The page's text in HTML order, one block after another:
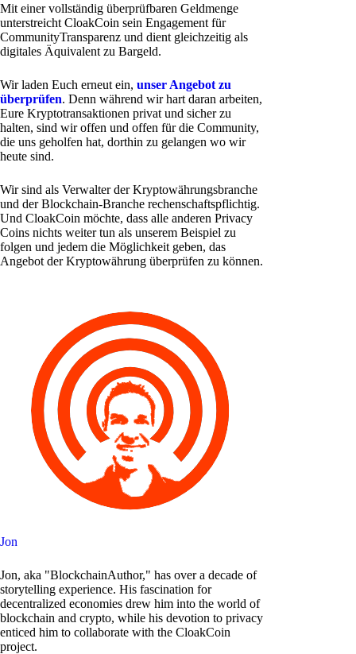
Mit einer vollständig überprüfbaren Geldmenge
unterstreicht CloakCoin sein Engagement für
CommunityTransparenz und dient gleichzeitig als
digitales Äquivalent zu Bargeld.
Wir laden Euch erneut ein, unser Angebot zu
überprüfen. Denn während wir hart daran arbeiten,
Eure Kryptotransaktionen privat und sicher zu
halten, sind wir offen und offen für die Community,
die uns geholfen hat, dorthin zu gelangen wo wir
heute sind.
Wir sind als Verwalter der Kryptowährungsbranche
und der Blockchain-Branche rechenschaftspflichtig.
Und CloakCoin möchte, dass alle anderen Privacy
Coins nichts weiter tun als unserem Beispiel zu
folgen und jedem die Möglichkeit geben, das
Angebot der Kryptowährung überprüfen zu können.
Jon
Jon, aka "BlockchainAuthor," has over a decade of
storytelling experience. His fascination for
decentralized economies drew him into the world of
blockchain and crypto, while his devotion to privacy
enticed him to collaborate with the CloakCoin
project.